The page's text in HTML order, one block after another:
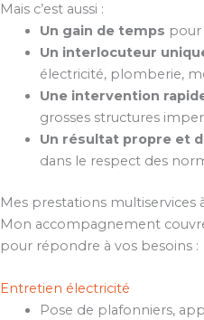
Mais c’est aussi :
Un gain de temps pour
Un interlocuteur
électricité, plomberie,
Une intervention
grosses structures
Un résultat propre et
dans le respect des
Mes prestations multiservices
Mon accompagnement
pour répondre à vos besoins :
Entretien électricité
Pose de plafonniers,